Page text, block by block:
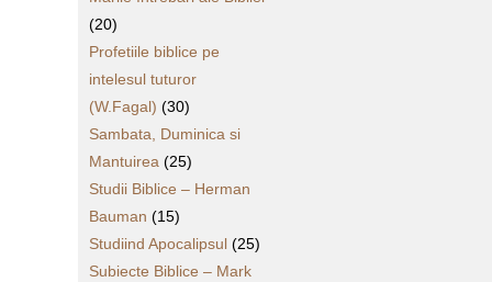
(20)
Profetiile biblice pe
intelesul tuturor
(W.Fagal) (30)
Sambata, Duminica si
Mantuirea (25)
Studii Biblice – Herman
Bauman (15)
Studiind Apocalipsul(25)
Subiecte Biblice – Mark